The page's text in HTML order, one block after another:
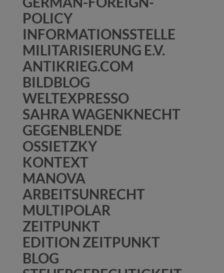
POLICY
INFORMATIONSSTELLE
MILITARISIERUNG E.V.
ANTIKRIEG.COM
BILDBLOG
WELTEXPRESSO
SAHRA WAGENKNECHT
GEGENBLENDE
OSSIETZKY
KONTEXT
MANOVA
ARBEITSUNRECHT
MULTIPOLAR
ZEITPUNKT
EDITION ZEITPUNKT
BLOG